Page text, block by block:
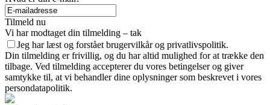
Tilmeld nu
Vi har modtaget din tilmelding – tak
Jeg har læst og forstået brugervilkår og privatlivspolitik.
Din tilmelding er frivillig, og du har altid mulighed for at trække den
tilbage. Ved tilmelding accepterer du vores betingelser og giver
samtykke til, at vi behandler dine oplysninger som beskrevet i vores
persondatapolitik.